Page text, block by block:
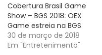
Cobertura Brasil Game
Show – BGS 2018: OEX
Game estreia na BGS
30 de março de 2018
Em "Entretenimento"